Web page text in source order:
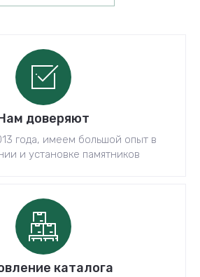
доверяют
года, имеем большой опыт в
и установке памятников
каталога